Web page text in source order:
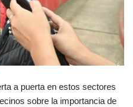
a puerta en estos sectores
sobre la importancia de